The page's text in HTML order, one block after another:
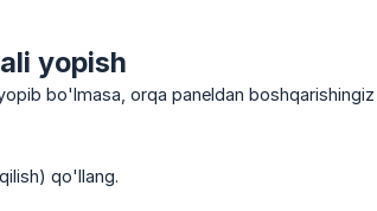
yopish
bo'lmasa, orqa paneldan boshqarishingiz
qo'llang.